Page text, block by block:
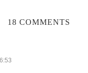
18 COMMENTS